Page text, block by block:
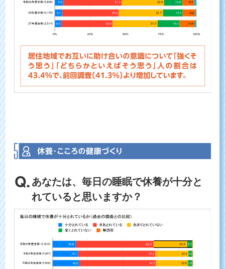
あなたは、毎日の睡眠で休養が十分と
れていると思いますか？